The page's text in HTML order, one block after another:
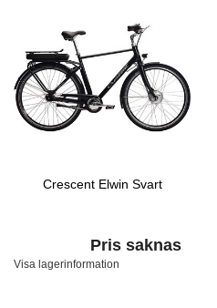
Crescent Elwin Svart
Pris saknas
Visa lagerinformation